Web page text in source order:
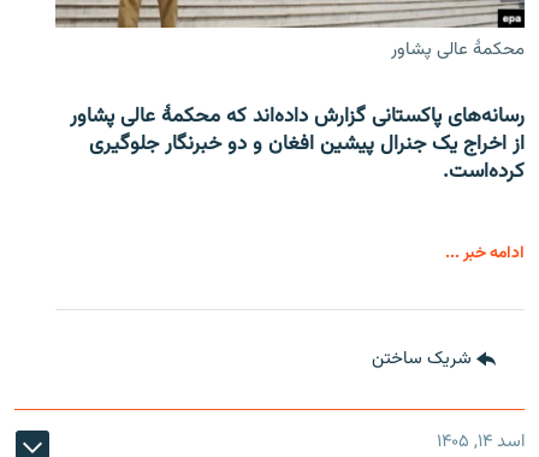
محکمۀ عالی پشاور
رسانه‌های پاکستانی گزارش داده‌اند که محکمۀ عالی پشاور
از اخراج یک جنرال پیشین افغان و دو خبرنگار جلوگیری
کرده‌است.
ادامه خبر ...
شریک ساختن
اسد ۱۴, ۱۴۰۵